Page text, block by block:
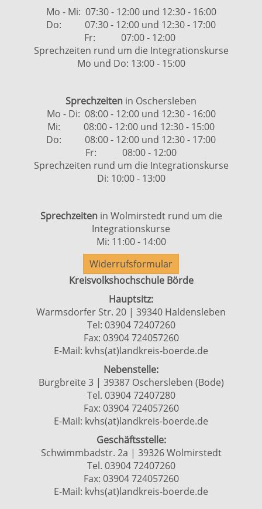
Mo - Mi: 07:30 - 12:00 und 12:30 - 16:00
Do: 07:30 - 12:00 und 12:30 - 17:00
Fr: 07:00 - 12:00
Sprechzeiten rund um die Integrationskurse
Mo und Do: 13:00 - 15:00
Sprechzeiten in Oschersleben
Mo - Di: 08:00 - 12:00 und 12:30 - 16:00
Mi: 08:00 - 12:00 und 12:30 - 15:00
Do: 08:00 - 12:00 und 12:30 - 17:00
Fr: 08:00 - 12:00
Sprechzeiten rund um die Integrationskurse
Di: 10:00 - 13:00
Sprechzeiten in Wolmirstedt rund um die
Integrationskurse
Mi: 11:00 - 14:00
Widerrufsformular
Kreisvolkshochschule Börde
Hauptsitz:
Warmsdorfer Str. 20 | 39340 Haldensleben
Tel: 03904 72407260
Fax: 03904 724057260
E-Mail: kvhs(at)landkreis-boerde.de
Nebenstelle:
Burgbreite 3 | 39387 Oschersleben (Bode)
Tel. 03904 72407280
Fax: 03904 724057260
E-Mail: kvhs(at)landkreis-boerde.de
Geschäftsstelle:
Schwimmbadstr. 2a | 39326 Wolmirstedt
Tel. 03904 72407260
Fax: 03904 724057260
E-Mail: kvhs(at)landkreis-boerde.de